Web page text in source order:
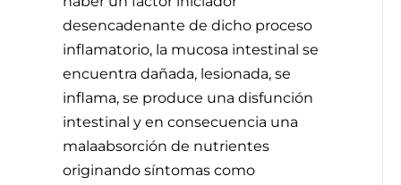
desencadenante de dicho proceso
inflamatorio, la mucosa intestinal se
encuentra dañada, lesionada, se
inflama, se produce una disfunción
intestinal y en consecuencia una
malaabsorción de nutrientes
originando síntomas como